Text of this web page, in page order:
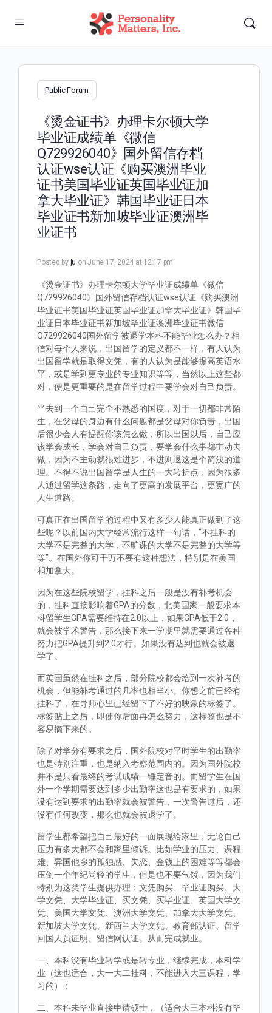
Public Forum
《烫金证书》办理卡尔顿大学
毕业证成绩单《微信
Q729926040》国外留信存档
认证wse认证《购买澳洲毕业
证书美国毕业证英国毕业证加
拿大毕业证》韩国毕业证日本
毕业证书新加坡毕业证澳洲毕
业证书
Posted by ju on June 17, 2024 at 12:17 pm
《烫金证书》办理卡尔顿大学毕业证成绩单《微信
Q729926040》国外留信存档认证wse认证《购买澳洲
毕业证书美国毕业证英国毕业证加拿大毕业证》韩国毕
业证日本毕业证书新加坡毕业证澳洲毕业证书微信
Q729926040国外留学被退学本科不能毕业怎么办？相
信对每个人来说，出国留学的定义都不一样，有人认为
出国留学就是取得文凭，有的人认为是能够提高英语水
平，或是学到更专业的专业知识等等，当然以上这些都
对，便是更重要的是在留学过程中要学会对自己负责。
当去到一个自己完全不熟悉的国度，对于一切都非常陌
生，在父母的身边有什么问题都是父母对你负责，出国
后很少会人有提醒你该怎么做，所以出国以后，自己应
该学会成长，学会对自己负责，要学会什么事都主动去
做，因为不主动就很难进步，不进则退这是个简浅的道
理。不得不说出国留学是人生的一大转折点，因为很多
人通过留学这条路，走向了更高的发展平台，更宽广的
人生道路。
可真正在出国留学的过程中又有多少人能真正做到了这
些呢？以前国内大学经常流行这样一句话，“不挂科的
大学不是完整的大学，不旷课的大学不是完整的大学等
等”。在国外你可千万不要有这种想法，特别是在美国
和加拿大。
因为在这些院校留学，挂科之后一般是没有补考机会
的，挂科直接影响着GPA的分数，北美国家一般要求本
科留学生GPA需要维持在2.0以上，如果GPA低于2.0，
就会被学术警告，那么接下来一学期里就需要通过各种
努力把GPA提升到2.0才行。如果没有达到也就会被退
学了。
而英国虽然在挂科之后，部分院校都会给到一次补考的
机会，但能补考通过的几率也相当小。你想之前已经有
挂科了，在导师心里已经留下了不好的映象的标签了。
标签贴上之后，即使你后面再怎么努力，这标签也是不
容易摘下来的。
除了对学分有要求之后，国外院校对平时学生的出勤率
也是特别注重，也是纳入考察范围内的。因为国外院校
并不是只看最终的考试成绩一锤定音的。而留学生在国
外一个学期需要达到多少出勤率这也是有要求的，如果
没有达到要求的出勤率就会被警告，一次警告过后，还
没有任何改变，那么也就会被退学了。
留学生都希望把自己最好的一面展现给家里，无论自己
压力有多大都不会和家里倾诉。比如学业的压力、课程
难、异国他乡的孤独感、失恋、金钱上的困难等等都会
压倒一个年纪尚轻的学生，但是也不要气馁，因为我们
特别为这类学生提供办理：文凭购买、毕业证购买、大
学文凭、大学毕业证、买文凭、买毕业证、英国大学文
凭、美国大学文凭、澳洲大学文凭、加拿大大学文凭、
新加坡大学文凭、新西兰大学文凭、教育部认证、留学
回国人员证明、留信网认证。从而完成就业。
一、本科没有毕业转学或是转专业，继续完成，本科学
业（这也适合，大一大二挂科，不能进入大三课程，学
习的）；
二、本科未毕业直接申请硕士，（适合大三本科没有毕